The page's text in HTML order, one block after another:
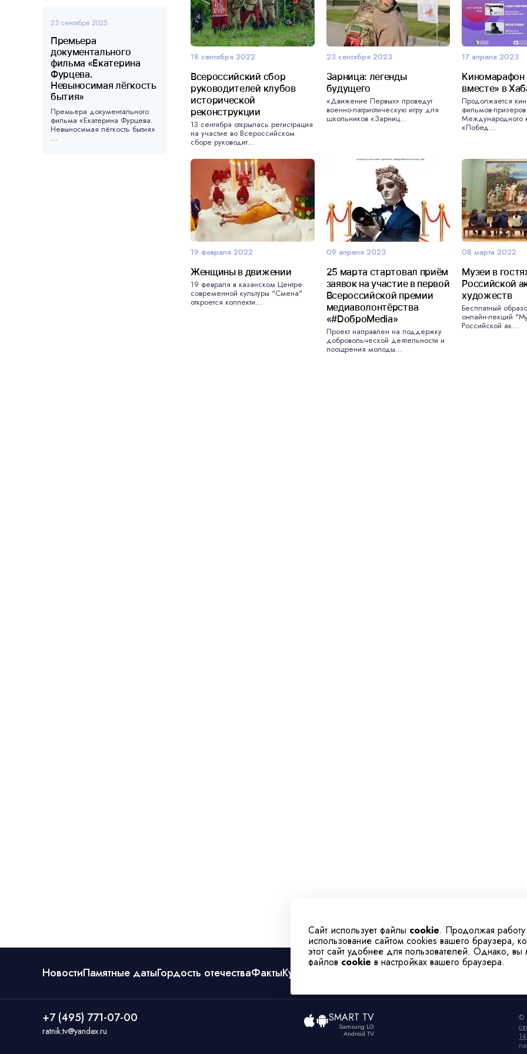
Сайт использует файлы cookie. Продолжая
использование сайтом cookies вашего браузера,
этот сайт удобнее для пользователей. Однако, вы
файлов cookie в настройках вашего браузера.
23 сентября 2025
Премьера
документального
фильма «Екатерина
Фурцева.
Невыносимая лёгкость
бытия»
Премьера документального
фильма «Екатерина Фурцева.
Невыносимая лёгкость бытия»
...
18 сентября 2022
Всероссийский сбор
руководителей клубов
исторической
реконструкции
13 сентября открылась регистрация
на участие во Всероссийском
сборе руководит...
23 сентября 2023
Зарница: легенды
будущего
«Движение Первых» проведут
военно-патриотическую игру для
школьников «Зарниц...
17 апреля 2023
вместе» в
Продолжается
фильмов-призеров
Международного
«Побед...
19 февраля 2022
Женщины в движении
19 февраля в казанском Центре
современной культуры "Смена"
откроется коллекти...
09 апреля 2023
25 марта стартовал приём
заявок на участие в первой
Всероссийской премии
медиаволонтёрства
«#DоброMedia»
Проект направлен на поддержку
добровольческой деятельности и
поощрения молоды...
08 марта 2022
Музеи в
Российской
художеств
Бесплатный
онлайн-лекций
Российской ак...
46
Герасимову
НовостиПамятные датыГордость отечестваФактыКультура Телеканал
+7 (495) 771-07-00
ratnik.tv@yandex.ru
SMART TV
Samsung LG
Android TV
©